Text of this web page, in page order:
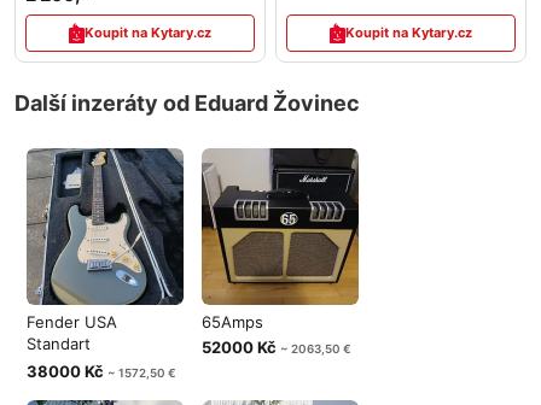
Koupit na Kytary.cz Koupit na Kytary.cz
Další inzeráty od Eduard Žovinec
Fender USA
Standart
Stratocaster
38000 Kč ~ 1572,50 €
65Amps
52000 Kč ~ 2063,50 €